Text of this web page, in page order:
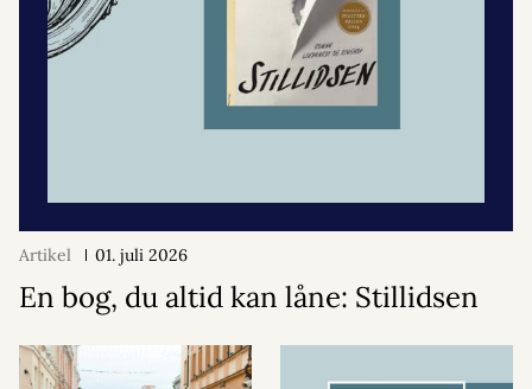
Artikel 01. juli 2026
En bog, du altid kan låne: Stillidsen